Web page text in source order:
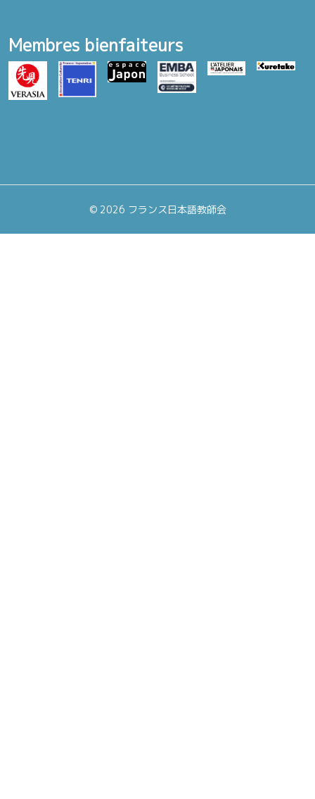
Membres bienfaiteurs
©2026 フランス日本語教師会